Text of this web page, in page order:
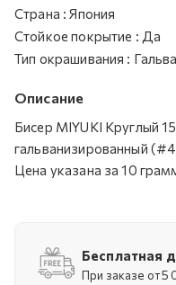
Страна : Япония
Стойкое покрытие : Да
Тип окрашивания :
Описание
Бисер MIYUKI Круглый
гальванизированный
Цена указана за 10
Бесплатная
При заказе от 5